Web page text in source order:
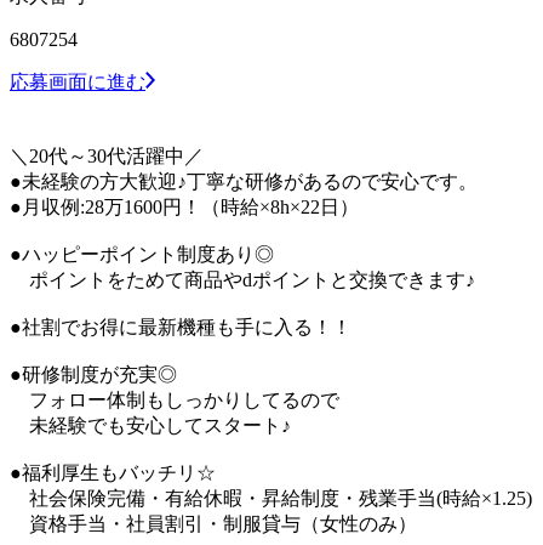
6807254
応募画面に進む
＼20代～30代活躍中／
●未経験の方大歓迎♪丁寧な研修があるので安心です。
●月収例:28万1600円！（時給×8h×22日）
●ハッピーポイント制度あり◎
ポイントをためて商品やdポイントと交換できます♪
●社割でお得に最新機種も手に入る！！
●研修制度が充実◎
フォロー体制もしっかりしてるので
未経験でも安心してスタート♪
●福利厚生もバッチリ☆
社会保険完備・有給休暇・昇給制度・残業手当(時給×1.25)
資格手当・社員割引・制服貸与（女性のみ）